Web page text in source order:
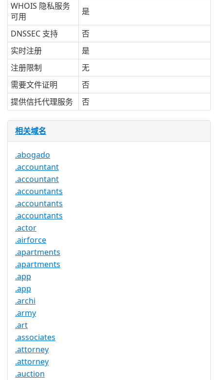
WHOIS 隐私服务
可用
是
DNSSEC 支持
否
实时注册
是
注册限制
无
需要文件证明
否
提供信托代理服务
否
相关域名
.abogado
.accountant
.accountant
.accountants
.accountants
.accountants
.actor
.airforce
.apartments
.apartments
.app
.app
.archi
.army
.art
.associates
.attorney
.attorney
.auction